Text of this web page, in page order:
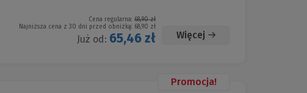
Cena regularna: 68,90 zł
Najniższa cena z 30 dni przed obniżką: 68,90 zł
Już od: 65,46 zł Więcej
Promocja!